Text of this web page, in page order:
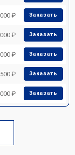
₽ Заказать
₽ Заказать
₽ Заказать
₽ Заказать
₽ Заказать